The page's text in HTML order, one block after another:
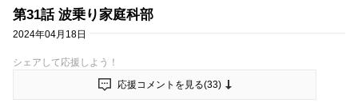
第31話 波乗り家庭科部
2024年04月18日
シェアして応援しよう！
応援コメントを見る(33)